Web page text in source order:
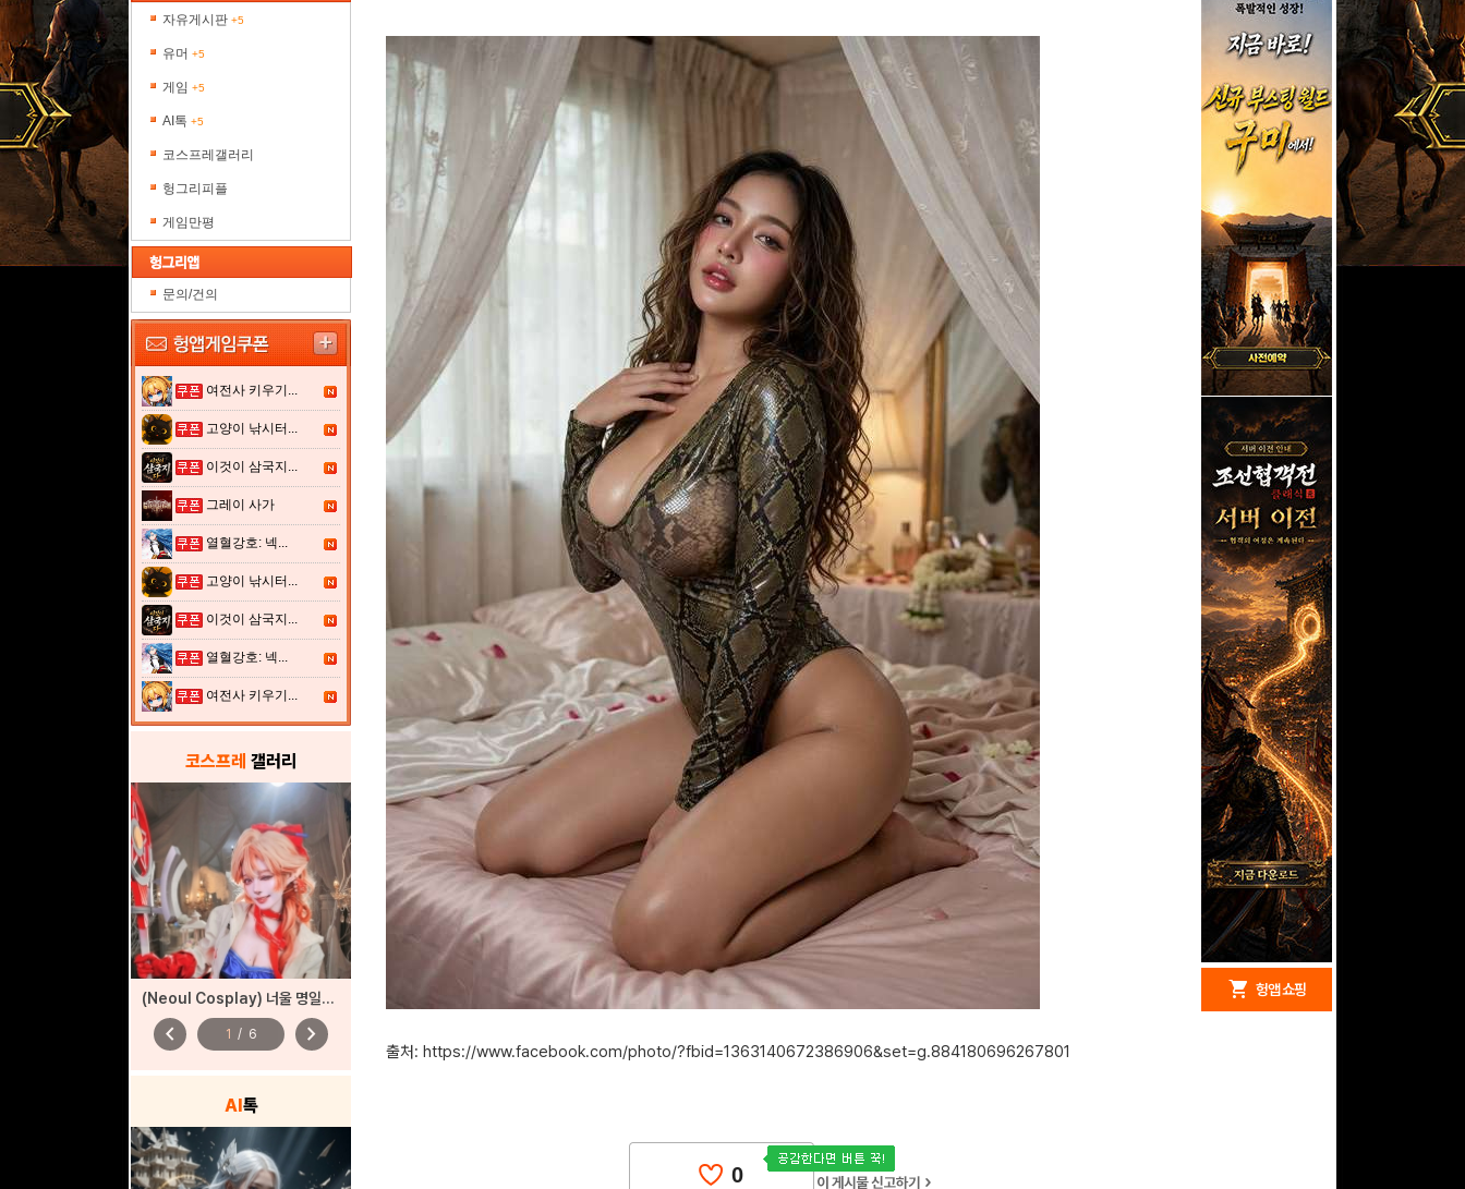
자유게시판 +5
유머 +5
게임 +5
AI톡 +5
코스프레갤러리
헝그리피플
게임만평
문의/건의
여전사 키우기...
고양이 낚시터...
이것이 삼국지...
그레이 사가
열혈강호: 넥...
고양이 낚시터...
이것이 삼국지...
열혈강호: 넥...
여전사 키우기...
코스프레 갤러리
(Neoul Cosplay) 너울 명일방주
chevron_left 1 / 6 chevron_right
AI톡
출처: https://www.facebook.com/photo/?fbid=1363140672386906&set=g.884180696267801
0
헝앱 경품 shopping_cart